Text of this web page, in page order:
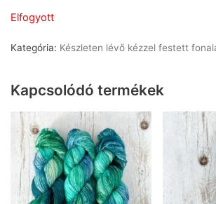
Elfogyott
Kategória: Készleten lévő kézzel festett
Kapcsolódó termékek